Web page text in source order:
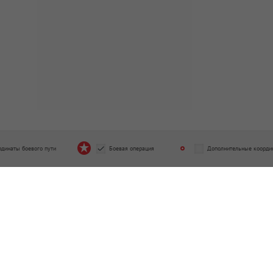
боевого пути Боевая операция Дополнительные